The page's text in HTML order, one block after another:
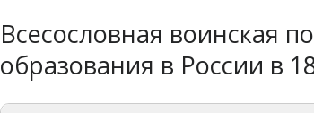
Всесословная воинская
образования в России в